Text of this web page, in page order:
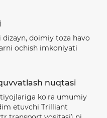
dizayn, doimiy toza havo
ochish imkoniyati
nuqtasi
ko'ra umumiy
etuvchi Trilliant